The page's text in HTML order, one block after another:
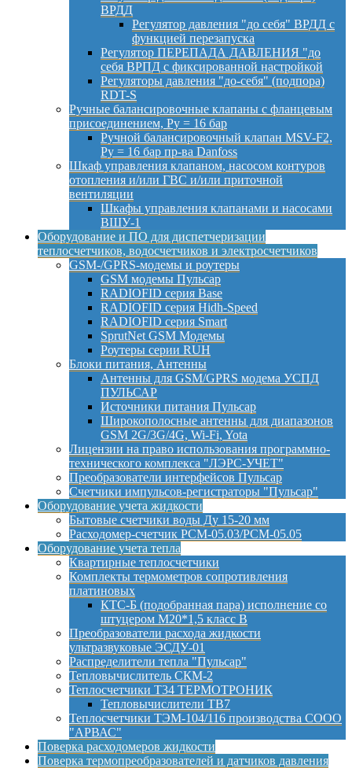
ВРДД
Регулятор давления "до себя" ВРДД с
функцией перезапуска
Регулятор ПЕРЕПАДА ДАВЛЕНИЯ "до
себя ВРПД с фиксированной настройкой
Регуляторы давления "до-себя" (подпора)
RDT-S
Ручные балансировочные клапаны с фланцевым
присоединением, Py = 16 бар
Ручной балансировочный клапан MSV-F2,
Py = 16 бар пр-ва Danfoss
Шкаф управления клапаном, насосом контуров
отопления и/или ГВС и/или приточной
вентиляции
Шкафы управления клапанами и насосами
ВШУ-1
Оборудование и ПО для диспетчеризации
теплосчетчиков, водосчетчиков и электросчетчиков
GSM-/GPRS-модемы и роутеры
GSM модемы Пульсар
RADIOFID серия Base
RADIOFID серия Hidh-Speed
RADIOFID серия Smart
SprutNet GSM Модемы
Роутеры серии RUH
Блоки питания, Антенны
Антенны для GSM/GPRS модема УСПД
ПУЛЬСАР
Источники питания Пульсар
Широкополосные антенны для диапазонов
GSM 2G/3G/4G, Wi-Fi, Yota
Лицензии на право использования программно-
технического комплекса "ЛЭРС-УЧЕТ"
Преобразователи интерфейсов Пульсар
Счетчики импульсов-регистраторы "Пульсар"
Оборудование учета жидкости
Бытовые счетчики воды Ду 15-20 мм
Расходомер-счетчик РСМ-05.03/РСМ-05.05
Оборудование учета тепла
Квартирные теплосчетчики
Комплекты термометров сопротивления
платиновых
КТС-Б (подобранная пара) исполнение со
штуцером М20*1,5 класс B
Преобразователи расхода жидкости
ультразвуковые ЭСДУ-01
Распределители тепла "Пульсар"
Тепловычислитель СКМ-2
Теплосчетчики Т34 ТЕРМОТРОНИК
Тепловычислители ТВ7
Теплосчетчики ТЭМ-104/116 производства СООО
"АРВАС"
Поверка расходомеров жидкости
Поверка термопреобразователей и датчиков давления